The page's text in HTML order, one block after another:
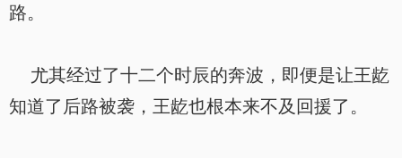
路。
尤其经过了十二个时辰的奔波，即便是让王龁
知道了后路被袭，王龁也根本来不及回援了。